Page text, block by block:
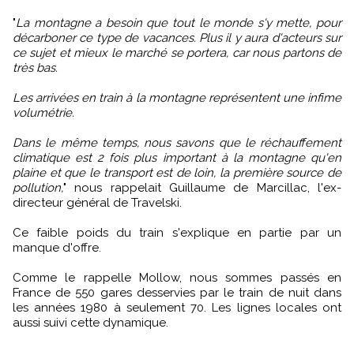
"La montagne a besoin que tout le monde s'y mette, pour
décarboner ce type de vacances. Plus il y aura d'acteurs sur
ce sujet et mieux le marché se portera, car nous partons de
très bas.
Les arrivées en train à la montagne représentent une infime
volumétrie.
Dans le même temps, nous savons que le réchauffement
climatique est 2 fois plus important à la montagne qu'en
plaine et que le transport est de loin, la première source de
pollution," nous rappelait Guillaume de Marcillac, l'ex-
directeur général de Travelski.
Ce faible poids du train s'explique en partie par un
manque d'offre.
Comme le rappelle Mollow, nous sommes passés en
France de 550 gares desservies par le train de nuit dans
les années 1980 à seulement 70. Les lignes locales ont
aussi suivi cette dynamique.